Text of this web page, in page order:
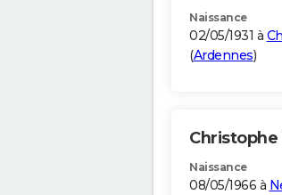
Naissance
02/05/1931 à
(Ardennes)
Christophe
Naissance
08/05/1966 à